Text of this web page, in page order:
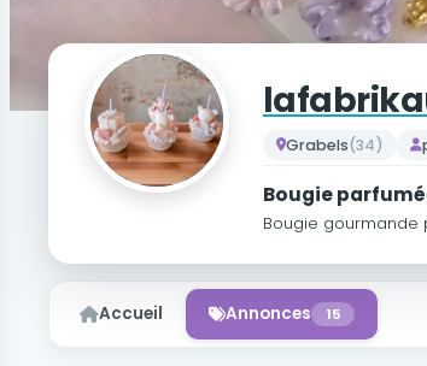
Grabels(34)
Bougie
Bougie gourmande
Accueil Annonces 15